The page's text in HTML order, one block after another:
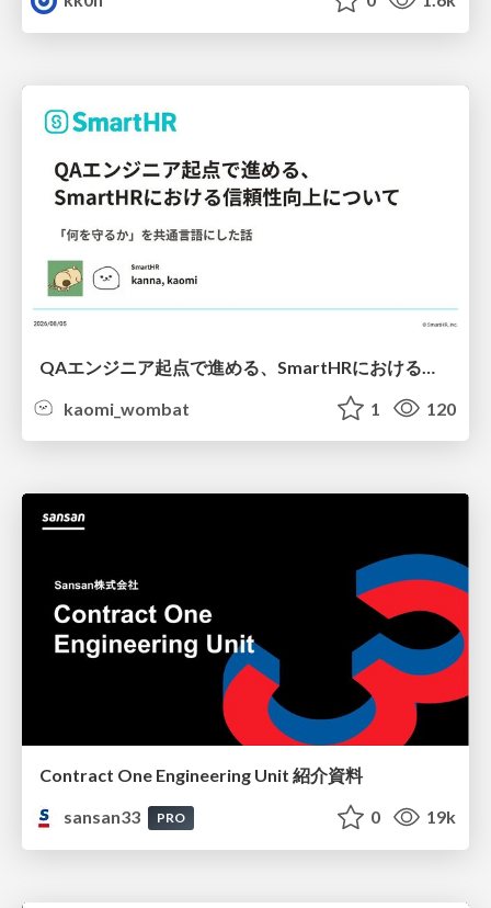
kaomi_wombat
1 120
Contract One Engineering Unit 紹介資料
sansan33
PRO 0 19k